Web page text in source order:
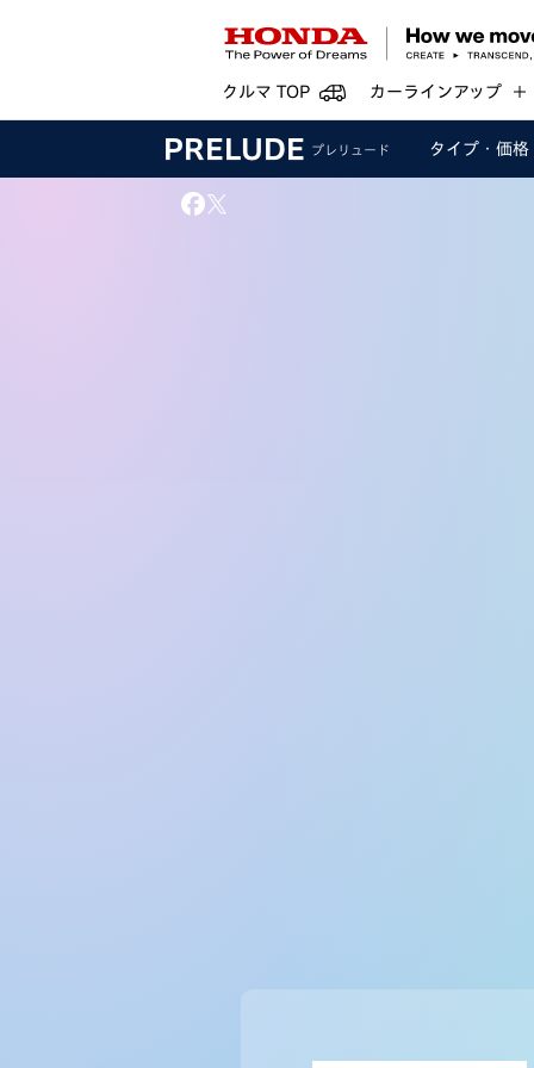
クルマ TOP カーラインアップ
PRELUDE プレリュード タイプ・ 価格